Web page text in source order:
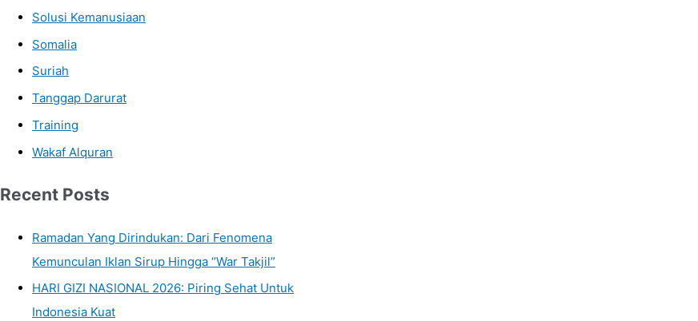
Solusi Kemanusiaan
Somalia
Suriah
Tanggap Darurat
Training
Wakaf Alquran
Recent Posts
Ramadan Yang Dirindukan: Dari Fenomena
Kemunculan Iklan Sirup Hingga “War Takjil”
HARI GIZI NASIONAL 2026: Piring Sehat Untuk
Indonesia Kuat